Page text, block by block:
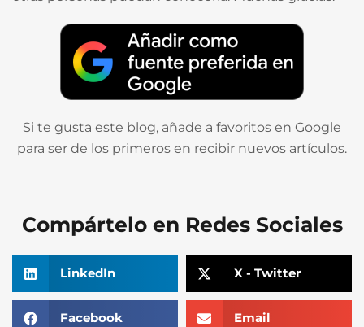
Si te gusta este blog, añade a favoritos en Google
para ser de los primeros en recibir nuevos artículos.
Compártelo en Redes Sociales
LinkedIn X - Twitter
Facebook Email